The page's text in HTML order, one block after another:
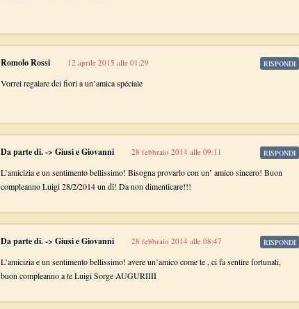
Romolo Rossi 12 aprile 2015 alle 01:29
Vorrei regalare dei fiori a un’amica spéciale
RISPONDI
Da parte di. -> Giusi e Giovanni 28 febbraio 2014 alle 09:11
L’amicizia e un sentimento bellissimo! Bisogna provarlo con un’ amico sincero! Buon
compleanno Luigi 28/2/2014 un di! Da non dimenticare!!!
RISPONDI
Da parte di. -> Giusi e Giovanni 28 febbraio 2014 alle 08:47
L’amicizia e un sentimento bellissimo! avere un’amico come te , ci fa sentire fortunati,
buon compleanno a te Luigi Sorge AUGURIIII
RISPONDI